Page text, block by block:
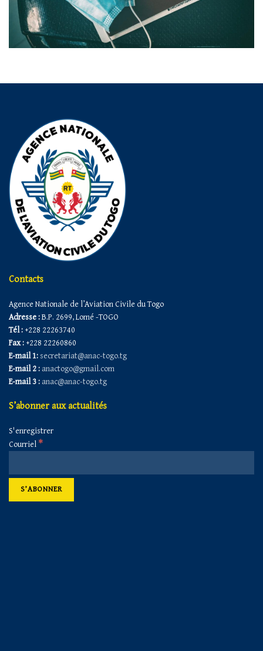
Contacts
Agence Nationale de l’Aviation Civile du Togo
Adresse :B.P. 2699, Lomé -TOGO
Tél : +228 22263740
Fax : +228 22260860
E-mail 1: secretariat@anac-togo.tg
E-mail 2 : anactogo@gmail.com
E-mail 3 : anac@anac-togo.tg
S’abonner aux actualités
S'enregistrer
Courriel*